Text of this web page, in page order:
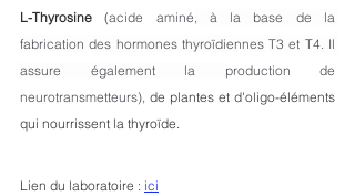
L-Thyrosine (acide aminé, à la base de la
fabrication des hormones thyroïdiennes T3 et T4. Il
assure également la production de
neurotransmetteurs), de plantes et d'oligo-éléments
qui nourrissent la thyroïde.
Lien du laboratoire : ici